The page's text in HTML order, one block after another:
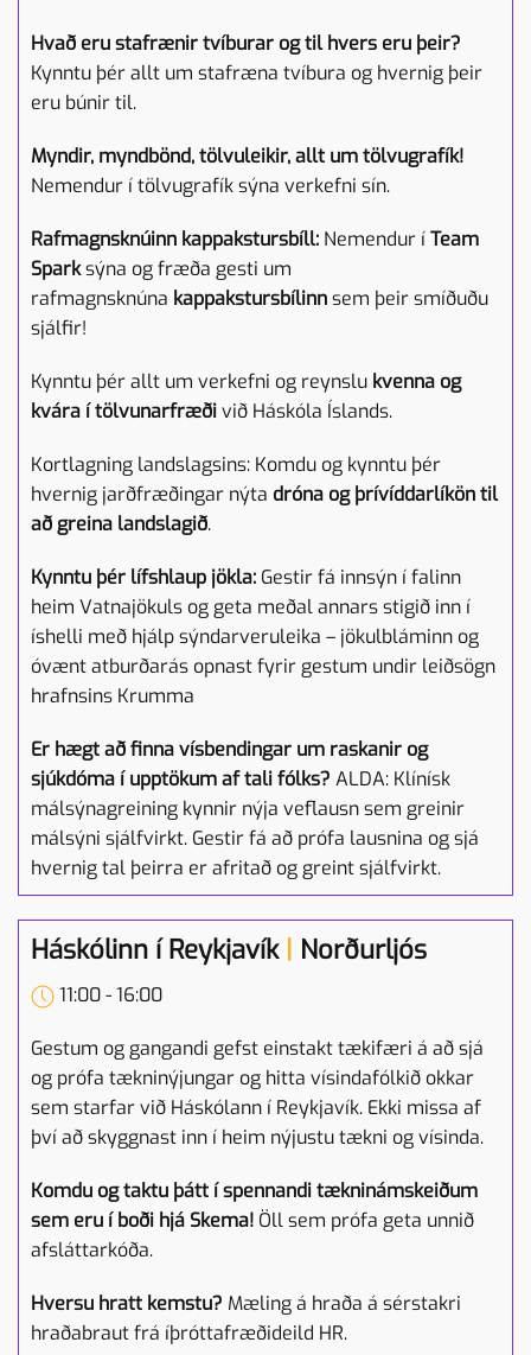
Hvað eru stafrænir tvíburar og til hvers eru þeir?
Kynntu þér allt um stafræna tvíbura og hvernig þeir
eru búnir til.
Myndir, myndbönd, tölvuleikir, allt um tölvugrafík!
Nemendur í tölvugrafík sýna verkefni sín.
Rafmagnsknúinn kappakstursbíll: Nemendur íTeam
Sparksýna og fræða gesti um
rafmagnsknúna kappakstursbílinnsem þeir smíðuðu
sjálfir!
Kynntu þér allt um verkefni og reynslu kvenna og
kvára í tölvunarfræðivið Háskóla Íslands.
Kortlagning landslagsins: Komdu og kynntu þér
hvernig jarðfræðingar nýta dróna og þrívíddarlíkön til
að greina landslagið.
Kynntu þér lífshlaup jökla: Gestir fá innsýn í falinn
heim Vatnajökuls og geta meðal annars stigið inn í
íshelli með hjálp sýndarveruleika – jökulbláminn og
óvænt atburðarás opnast fyrir gestum undir leiðsögn
hrafnsins Krumma
Er hægt að finna vísbendingar um raskanir og
sjúkdóma í upptökum af tali fólks? ALDA: Klínísk
málsýnagreining kynnir nýja veflausn sem greinir
málsýni sjálfvirkt. Gestir fá að prófa lausnina og sjá
hvernig tal þeirra er afritað og greint sjálfvirkt.
Háskólinn í Reykjavík | Norðurljós
11:00 - 16:00
Gestum og gangandi gefst einstakt tækifæri á að sjá
og prófa tækninýjungar og hitta vísindafólkið okkar
sem starfar við Háskólann í Reykjavík. Ekki missa af
því að skyggnast inn í heim nýjustu tækni og vísinda.
Komdu og taktu þátt í spennandi tækninámskeiðum
sem eru í boði hjá Skema! Öll sem prófa geta unnið
afsláttarkóða.
Hversu hratt kemstu? Mæling á hraða á sérstakri
hraðabraut frá íþróttafræðideild HR.